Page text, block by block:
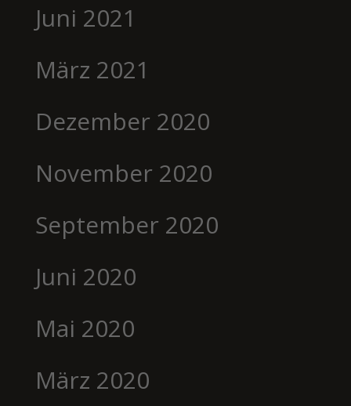
Juni 2021
März 2021
Dezember 2020
November 2020
September 2020
Juni 2020
Mai 2020
März 2020